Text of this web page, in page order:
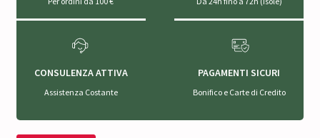
CONSULENZA ATTIVA
Assistenza Costante
PAGAMENTI SICURI
Bonifico e Carte di Credito